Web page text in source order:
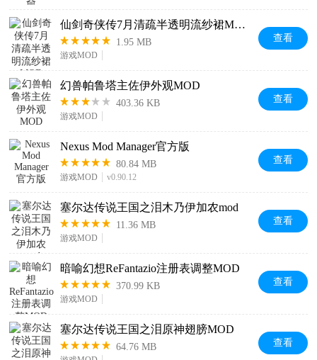
仙剑奇侠传7月清疏半透明流纱裙MOD
1.95 MB
游戏MOD
查看
幻兽帕鲁塔主佐伊外观MOD
403.36 KB
游戏MOD
查看
Nexus Mod Manager官方版
80.84 MB
游戏MOD v0.90.12
查看
塞尔达传说王国之泪木乃伊加农mod
11.36 MB
游戏MOD
查看
暗喻幻想ReFantazio注册表调整MOD
370.99 KB
游戏MOD
查看
塞尔达传说王国之泪原神翅膀MOD
64.76 MB 查看